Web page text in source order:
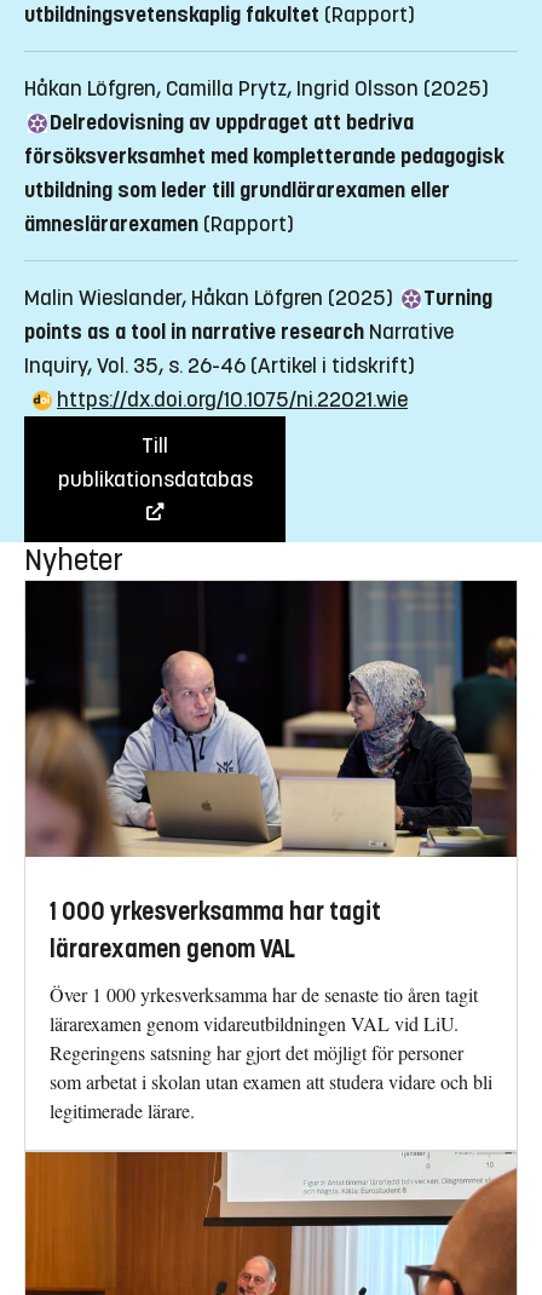
utbildningsvetenskaplig fakultet (Rapport)
Håkan Löfgren, Camilla Prytz, Ingrid Olsson (2025)
Delredovisning av uppdraget att bedriva
försöksverksamhet med kompletterande pedagogisk
utbildning som leder till grundlärarexamen eller
ämneslärarexamen (Rapport)
Malin Wieslander, Håkan Löfgren (2025)
Turning
points as a tool in narrative research Narrative
Inquiry, Vol. 35, s. 26-46 (Artikel i tidskrift)
https://dx.doi.org/10.1075/ni.22021.wie
Till
publikationsdatabas
Nyheter
1 000 yrkesverksamma har tagit
lärarexamen genom VAL
Över 1 000 yrkesverksamma har de senaste tio åren tagit
lärarexamen genom vidareutbildningen VAL vid LiU.
Regeringens satsning har gjort det möjligt för personer
som arbetat i skolan utan examen att studera vidare och bli
legitimerade lärare.